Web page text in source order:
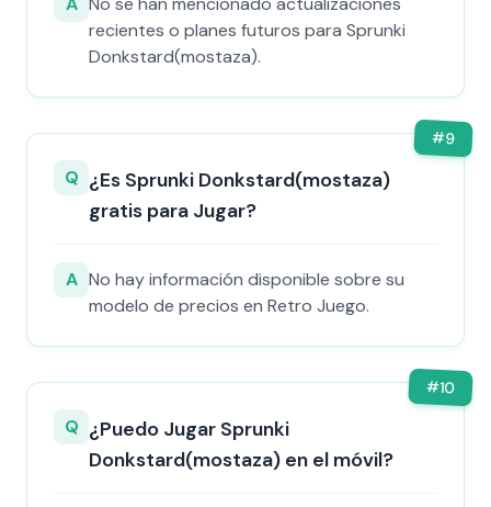
recientes o planes futuros para Sprunki
Donkstard(mostaza).
#9
Q ¿Es Sprunki Donkstard(mostaza)
gratis para Jugar?
A No hay información disponible sobre su
modelo de precios en Retro Juego.
#10
Q ¿Puedo Jugar Sprunki
Donkstard(mostaza) en el móvil?